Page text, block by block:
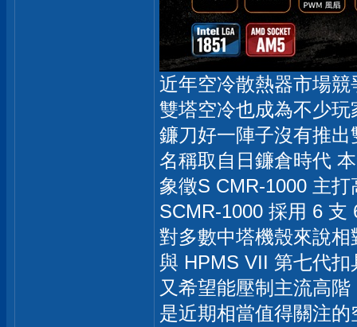
近年空冷散熱器市場
雙塔空冷也成為不少
鐮刀好一陣子沒有推
名稱取自日鐮倉時代
象徵S CMR-1000 主
SCMR-1000 採用 6 支
對多數中塔機殼來說
與 HPMS VII 第七代
又希望能壓制主流高
是近期相當值得關注